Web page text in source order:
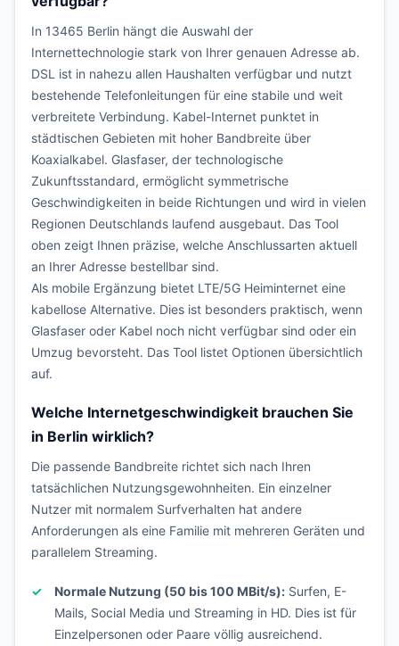
In 13465 Berlin hängt die Auswahl der
Internettechnologie stark von Ihrer genauen Adresse ab.
DSL ist in nahezu allen Haushalten verfügbar und nutzt
bestehende Telefonleitungen für eine stabile und weit
verbreitete Verbindung. Kabel-Internet punktet in
städtischen Gebieten mit hoher Bandbreite über
Koaxialkabel. Glasfaser, der technologische
Zukunftsstandard, ermöglicht symmetrische
Geschwindigkeiten in beide Richtungen und wird in vielen
Regionen Deutschlands laufend ausgebaut. Das Tool
oben zeigt Ihnen präzise, welche Anschlussarten aktuell
an Ihrer Adresse bestellbar sind.
Als mobile Ergänzung bietet LTE/5G Heiminternet eine
kabellose Alternative. Dies ist besonders praktisch, wenn
Glasfaser oder Kabel noch nicht verfügbar sind oder ein
Umzug bevorsteht. Das Tool listet Optionen übersichtlich
auf.
Welche Internetgeschwindigkeit brauchen Sie
in Berlin wirklich?
Die passende Bandbreite richtet sich nach Ihren
tatsächlichen Nutzungsgewohnheiten. Ein einzelner
Nutzer mit normalem Surfverhalten hat andere
Anforderungen als eine Familie mit mehreren Geräten und
parallelem Streaming.
Normale Nutzung (50 bis 100 MBit/s): Surfen, E-
Mails, Social Media und Streaming in HD. Dies ist für
Einzelpersonen oder Paare völlig ausreichend.